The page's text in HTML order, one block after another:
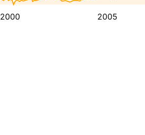
2000 2005